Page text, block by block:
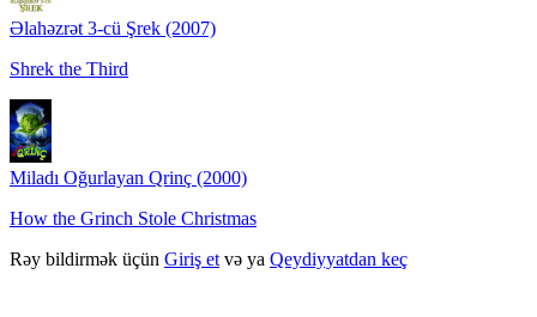
Əlahəzrət 3-cü Şrek (2007)
Shrek the Third
Miladı Oğurlayan Qrinç (2000)
How the Grinch Stole Christmas
Rəy bildirmək üçün Giriş et və ya Qeydiyyatdan keç